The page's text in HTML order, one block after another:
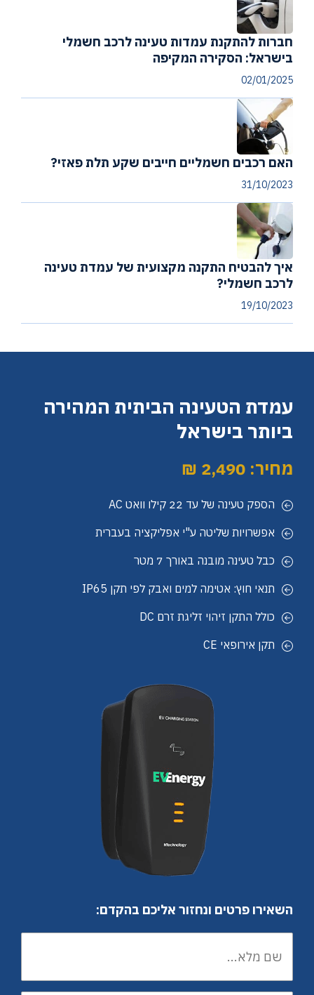
חברות להתקנת עמדות טעינה לרכב חשמלי
בישראל: הסקירה המקיפה
02/01/2025
האם רכבים חשמליים חייבים שקע תלת פאזי?
31/10/2023
איך להבטיח התקנה מקצועית של עמדת טעינה
לרכב חשמלי?
19/10/2023
עמדת הטעינה הביתית המהירה
ביותר בישראל
מחיר: 2,490 ₪
הספק טעינה של עד 22 קילו וואט AC
אפשרויות שליטה ע"י אפליקציה בעברית
כבל טעינה מובנה באורך 7 מטר
תנאי חוץ: אטימה למים ואבק לפי תקן IP65
כולל התקן זיהוי זליגת זרם DC
תקן אירופאי CE
השאירו פרטים ונחזור אליכם בהקדם: